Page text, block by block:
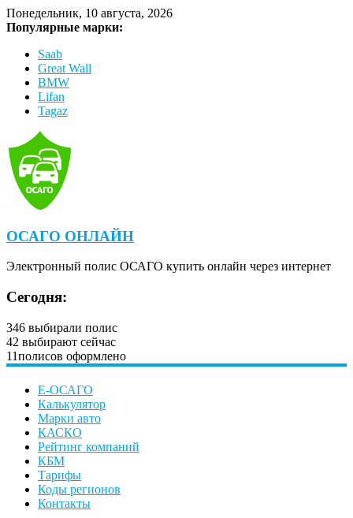
Понедельник, 10 августа, 2026
Популярные марки:
Saab
Great Wall
BMW
Lifan
Tagaz
ОСАГО ОНЛАЙН
Электронный полис ОСАГО купить онлайн через интернет
Сегодня:
346 выбирали полис
42 выбирают сейчас
11полисов оформлено
Е-ОСАГО
Калькулятор
Марки авто
КАСКО
Рейтинг компаний
КБМ
Тарифы
Коды регионов
Контакты